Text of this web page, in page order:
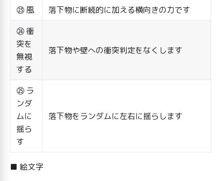
㉓ 風
落下物に断続的に加える横向きの力です
㉔ 衝
突を
無視
する
落下物や壁への衝突判定をなくします
㉕ ラ
ンダ
ムに
揺ら
す
落下物をランダムに左右に揺らします
■ 絵文字